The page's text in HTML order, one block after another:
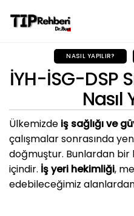
NASIL YAPILIR?
İYH-İSG-DSP
Nasıl
Ülkemizde iş sağlığı ve
çalışmalar sonrasında
doğmuştur. Bunlardan bir
içindir. İş yeri hekimliği,
edebileceğimiz